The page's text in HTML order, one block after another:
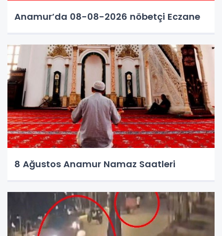
Anamur’da 08-08-2026 nöbetçi Eczane
8 Ağustos Anamur Namaz Saatleri